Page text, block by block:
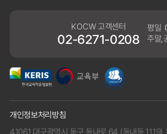
KOCW 고객센터
02-6271-0208
평일
주말,
개인정보처리방침
41061 대구광역시 동구 동내로 64 (동내동 1119)